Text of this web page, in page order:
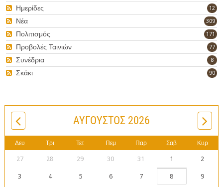
12
Ημερίδες
309
Νέα
171
Πολιτισμός
77
Προβολές Ταινιών
8
Συνέδρια
90
Σκάκι
ΑΎΓΟΥΣΤΟΣ 2026
Δευ Τρι Τετ Πεμ Παρ Σαβ Κυρ
27 28 29 30 31 1 2
3 4 5 6 7 8 9